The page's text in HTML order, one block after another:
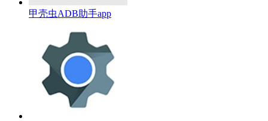
甲壳虫ADB助手app